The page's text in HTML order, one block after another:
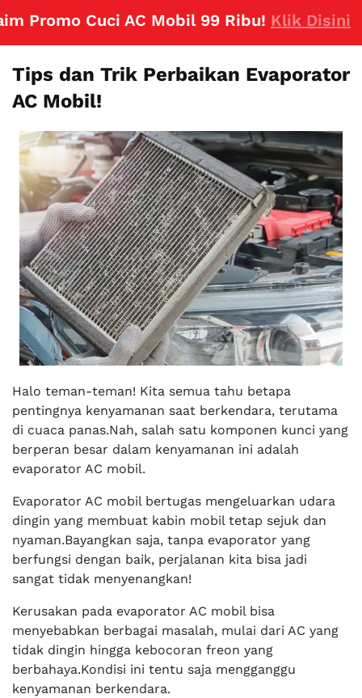
Cuci AC Mobil 99 Ribu! Klik Disini
Tips dan Trik Perbaikan Evaporator
AC Mobil!
Halo teman-teman! Kita semua tahu betapa
pentingnya kenyamanan saat berkendara, terutama
di cuaca panas.Nah, salah satu komponen kunci yang
berperan besar dalam kenyamanan ini adalah
evaporator AC mobil.
Evaporator AC mobil bertugas mengeluarkan udara
dingin yang membuat kabin mobil tetap sejuk dan
nyaman.Bayangkan saja, tanpa evaporator yang
berfungsi dengan baik, perjalanan kita bisa jadi
sangat tidak menyenangkan!
Kerusakan pada evaporator AC mobil bisa
menyebabkan berbagai masalah, mulai dari AC yang
tidak dingin hingga kebocoran freon yang
berbahaya.Kondisi ini tentu saja mengganggu
kenyamanan berkendara.